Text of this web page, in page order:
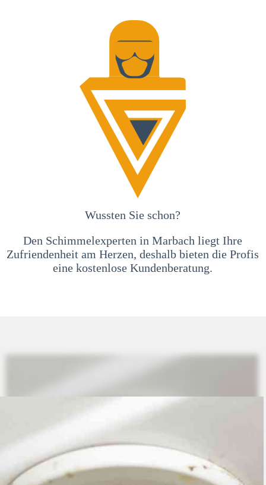
Wussten Sie schon?
Den Schimmelexperten in Marbach liegt Ihre
Zufriendenheit am Herzen, deshalb bieten die Profis
eine kostenlose Kundenberatung.